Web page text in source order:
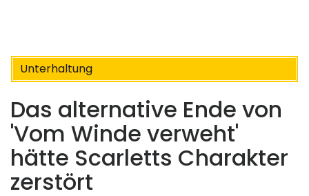
Unterhaltung
Das alternative Ende von
'Vom Winde verweht'
hätte Scarletts Charakter
zerstört